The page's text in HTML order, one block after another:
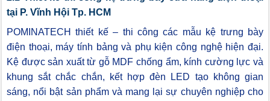
tại P. Vĩnh Hội Tp. HCM
POMINATECH thiết kế – thi công các mẫu kệ trưng bày
điện thoại, máy tính bảng và phụ kiện công nghệ hiện đại.
Kệ được sản xuất từ gỗ MDF chống ẩm, kính cường lực và
khung sắt chắc chắn, kết hợp đèn LED tạo không gian
sáng, nổi bật sản phẩm và mang lại sự chuyên nghiệp cho